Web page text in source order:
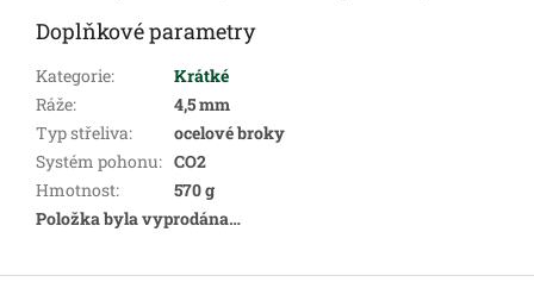
Doplňkové parametry
Kategorie:
Krátké
Ráže:
4,5 mm
Typ střeliva:
ocelové broky
Systém pohonu: CO2
Hmotnost:
570 g
Položka byla vyprodána…
Z